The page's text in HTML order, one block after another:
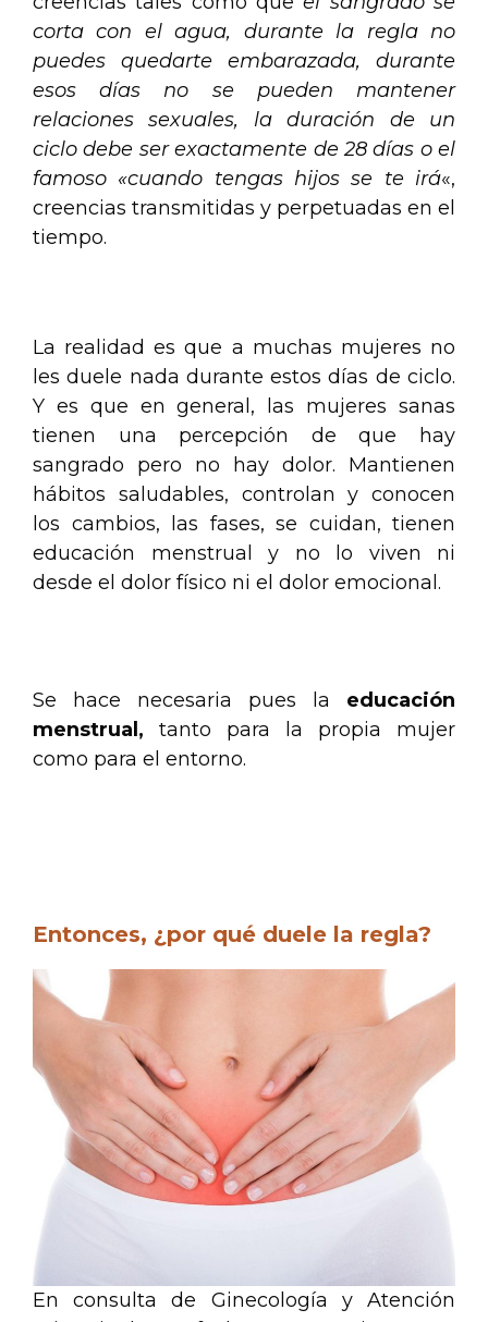
corta con el agua, durante la regla no
puedes quedarte embarazada, durante
esos días no se pueden mantener
relaciones sexuales, la duración de un
ciclo debe ser exactamente de 28 días o el
famoso «cuando tengas hijos se te irá«,
creencias transmitidas y perpetuadas en el
tiempo.
La realidad es que a muchas mujeres no
les duele nada durante estos días de ciclo.
Y es que en general, las mujeres sanas
tienen una percepción de que hay
sangrado pero no hay dolor. Mantienen
hábitos saludables, controlan y conocen
los cambios, las fases, se cuidan, tienen
educación menstrual y no lo viven ni
desde el dolor físico ni el dolor emocional.
Se hace necesaria pues la educación
menstrual, tanto para la propia mujer
como para el entorno.
Entonces, ¿por qué duele la regla?
En consulta de Ginecología y Atención